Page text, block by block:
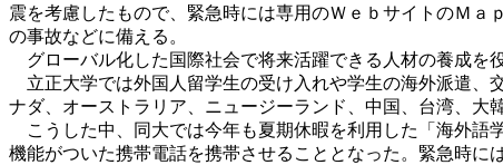
震を考慮したもので、緊急時には専用のＷｅｂサイトのＭ
の事故などに備える。
グローバル化した国際社会で将来活躍できる人材の養成を
立正大学では外国人留学生の受け入れや学生の海外派遣、
ナダ、オーストラリア、ニュージーランド、中国、台湾、大
こうした中、同大では今年も夏期休暇を利用した「海外語
機能がついた携帯電話を携帯させることとなった。緊急時